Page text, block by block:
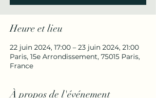
Heure et lieu
22 juin 2024, 17:00 – 23 juin 2024, 21:00
Paris, 15e Arrondissement, 75015 Paris,
France
À propos de l'événement